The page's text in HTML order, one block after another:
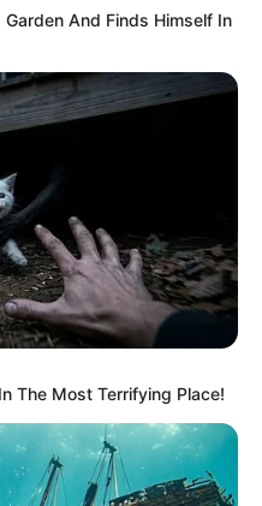
And Finds Himself In
The Most Terrifying Place!